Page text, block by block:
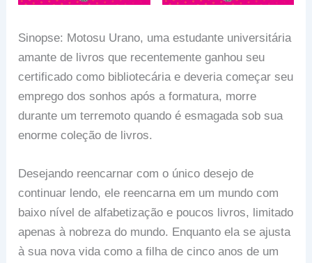
Sinopse: Motosu Urano, uma estudante universitária
amante de livros que recentemente ganhou seu
certificado como bibliotecária e deveria começar seu
emprego dos sonhos após a formatura, morre
durante um terremoto quando é esmagada sob sua
enorme coleção de livros.
Desejando reencarnar com o único desejo de
continuar lendo, ele reencarna em um mundo com
baixo nível de alfabetização e poucos livros, limitado
apenas à nobreza do mundo. Enquanto ela se ajusta
à sua nova vida como a filha de cinco anos de um